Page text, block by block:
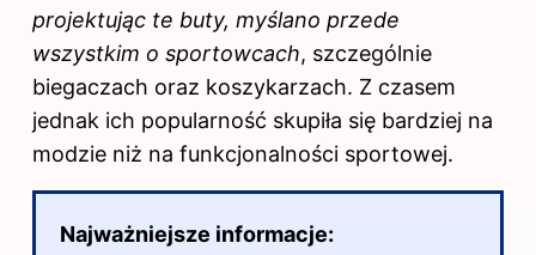
projektując te buty, myślano przede
wszystkim o sportowcach, szczególnie
biegaczach oraz koszykarzach. Z czasem
jednak ich popularność skupiła się bardziej na
modzie niż na funkcjonalności sportowej.
Najważniejsze informacje: